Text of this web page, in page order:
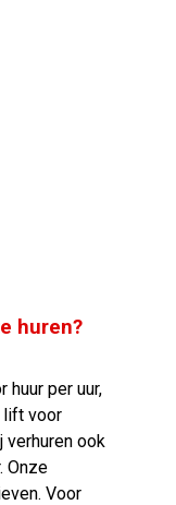
huren?
huur per uur,
lift voor
verhuren ook
Onze
Voor